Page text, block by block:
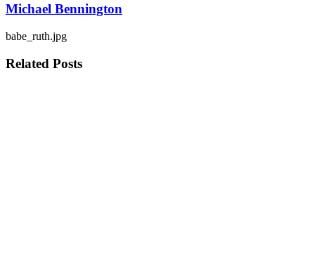
Michael Bennington
babe_ruth.jpg
Related Posts